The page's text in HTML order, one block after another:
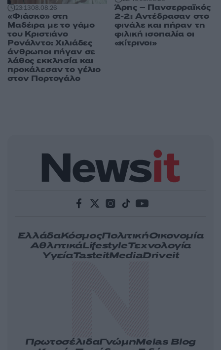
23:1308.08.26
«Φιάσκο» στη
Μαδέιρα με το γάμο
του Κριστιάνο
Ρονάλντο: Χιλιάδες
άνθρωποι πήγαν σε
λάθος εκκλησία και
προκάλεσαν το γέλιο
στον Πορτογάλο
Άρης – Πανσερραϊκός
2-2: Αντέδρασαν στο
φινάλε και πήραν τη
φιλική ισοπαλία οι
«κίτρινοι»
ΕλλάδαΚόσμοςΠολιτικήΟικονομία
ΑθλητικάLifestyleΤεχνολογία
ΥγείαTasteitMediaDriveit
ΠρωτοσέλιδαΓνώμηMelas Blog